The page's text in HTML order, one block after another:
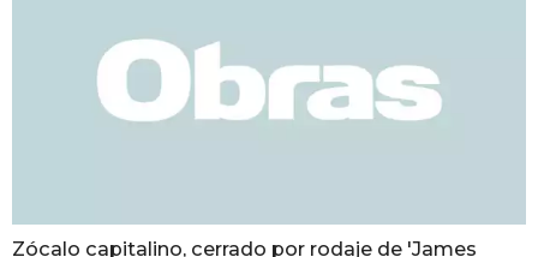
Zócalo capitalino, cerrado por rodaje de 'James